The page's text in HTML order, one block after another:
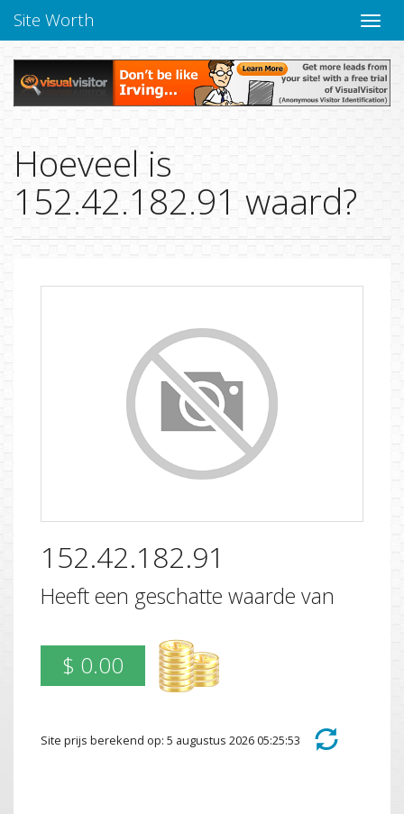
Site Worth
Hoeveel is
152.42.182.91 waard?
152.42.182.91
Heeft een geschatte waarde van
$ 0.00
Site prijs berekend op: 5 augustus 2026 05:25:53